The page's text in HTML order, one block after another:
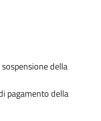
della
pagamento della